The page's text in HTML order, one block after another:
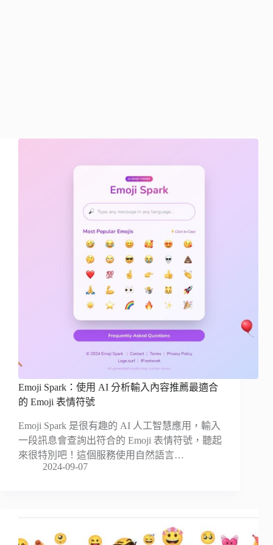
Emoji Spark：使用 AI 分析輸入內容推薦最適合
的 Emoji 表情符號
Emoji Spark 是很有趣的 AI 人工智慧應用，輸入
一段訊息會查詢出符合的 Emoji 表情符號，聽起
來很特別吧！這個服務使用自然語言…
2024-09-07